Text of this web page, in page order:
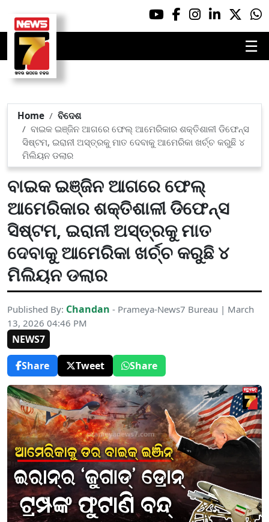
☰
Home
ବିଦେଶ
ବାଇକ ଇଞ୍ଜିନ ଆଗରେ ଫେଲ୍‌ ଆମେରିକାର ଶକ୍ତିଶାଳୀ ଡିଫେନ୍ସ
ସିଷ୍ଟମ, ଇରାନୀ ଅସ୍ତ୍ରକୁ ମାତ ଦେବାକୁ ଆମେରିକା ଖର୍ଚ୍ଚ କରୁଛି ୪
ମିଲିୟନ ଡଲାର
ବାଇକ ଇଞ୍ଜିନ ଆଗରେ ଫେଲ୍‌
ଆମେରିକାର ଶକ୍ତିଶାଳୀ ଡିଫେନ୍ସ
ସିଷ୍ଟମ, ଇରାନୀ ଅସ୍ତ୍ରକୁ ମାତ
ଦେବାକୁ ଆମେରିକା ଖର୍ଚ୍ଚ କରୁଛି ୪
ମିଲିୟନ ଡଲାର
Published By: Chandan - Prameya-News7 Bureau | March
13, 2026 04:46 PM
NEWS7
Share
Tweet Share